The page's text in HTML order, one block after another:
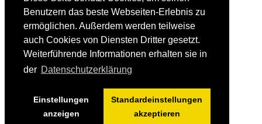
Benutzern das beste Webseiten-Erlebnis zu
ermöglichen. Außerdem werden teilweise
auch Cookies von Diensten Dritter gesetzt.
Weiterführende Informationen erhalten sie in
der Datenschutzerklärung
Einstellungen
anzeigen
Standardeinstellungen
akzeptieren